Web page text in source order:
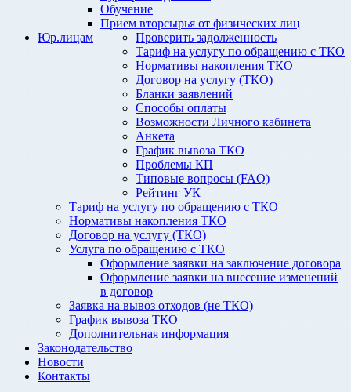
Обучение
Прием вторсырья от физических лиц
Проверить задолженность
Тариф на услугу по обращению с ТКО
Нормативы накопления ТКО
Договор на услугу (ТКО)
Бланки заявлений
Способы оплаты
Возможности Личного кабинета
Анкета
График вывоза ТКО
Проблемы КП
Типовые вопросы (FAQ)
Рейтинг УК
Юр.лицам
Тариф на услугу по обращению с ТКО
Нормативы накопления ТКО
Договор на услугу (ТКО)
Услуга по обращению с ТКО
Оформление заявки на заключение договора
Оформление заявки на внесение изменений
в договор
Заявка на вывоз отходов (не ТКО)
График вывоза ТКО
Дополнительная информация
Законодательство
Новости
Контакты